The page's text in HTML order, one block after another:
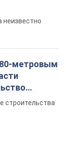
неизвестно
метровым
строительства